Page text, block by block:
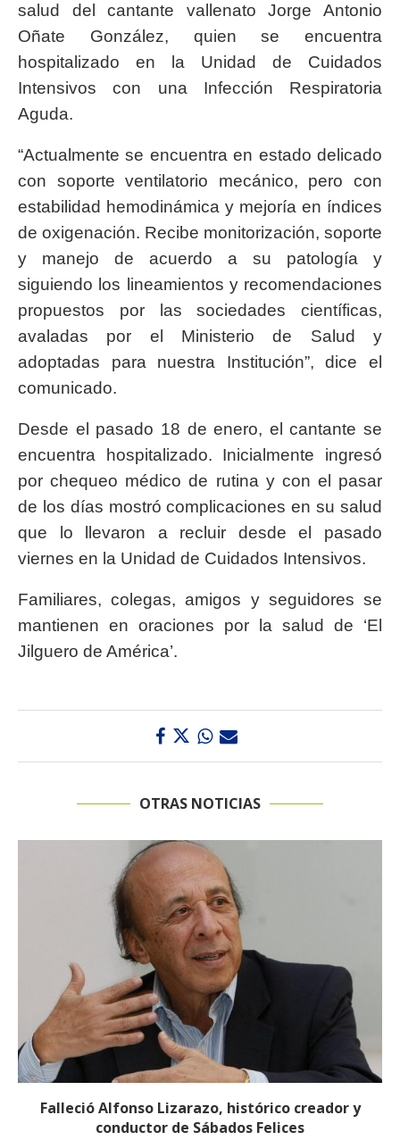
salud del cantante vallenato Jorge Antonio
Oñate González, quien se encuentra
hospitalizado en la Unidad de Cuidados
Intensivos con una Infección Respiratoria
Aguda.
“Actualmente se encuentra en estado delicado
con soporte ventilatorio mecánico, pero con
estabilidad hemodinámica y mejoría en índices
de oxigenación. Recibe monitorización, soporte
y manejo de acuerdo a su patología y
siguiendo los lineamientos y recomendaciones
propuestos por las sociedades científicas,
avaladas por el Ministerio de Salud y
adoptadas para nuestra Institución”, dice el
comunicado.
Desde el pasado 18 de enero, el cantante se
encuentra hospitalizado. Inicialmente ingresó
por chequeo médico de rutina y con el pasar
de los días mostró complicaciones en su salud
que lo llevaron a recluir desde el pasado
viernes en la Unidad de Cuidados Intensivos.
Familiares, colegas, amigos y seguidores se
mantienen en oraciones por la salud de ‘El
Jilguero de América’.
OTRAS NOTICIAS
Preocupa el estado de salud de Nafer Durán:
permanece en UCI en...